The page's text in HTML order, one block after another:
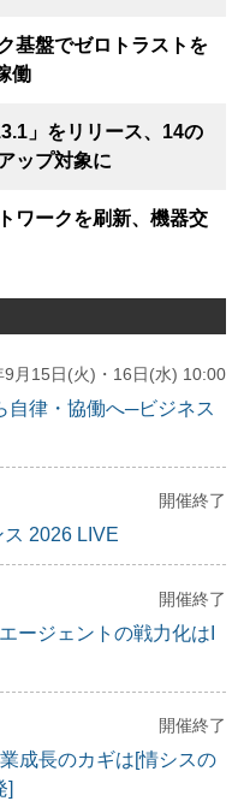
基盤でゼロトラストを
働
」をリリース、14の
ップ対象に
ワークを刷新、機器交
9月15日(火)・16日(水) 10:00
自律・協働へ─ビジネス
開催終了
2026 LIVE
開催終了
ージェントの戦力化はI
開催終了
成長のカギは[情シスの